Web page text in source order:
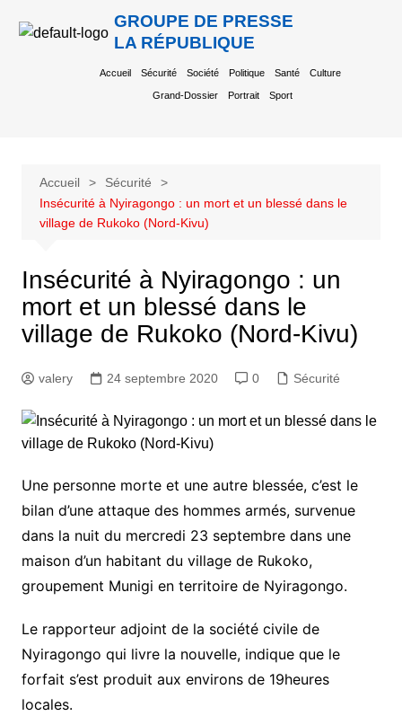
GROUPE DE PRESSE
LA RÉPUBLIQUE
Accueil Sécurité Société Politique Santé Culture
Grand-Dossier Portrait Sport
Accueil
Sécurité
Insécurité à Nyiragongo : un mort et un blessé dans le
village de Rukoko (Nord-Kivu)
Insécurité à Nyiragongo : un
mort et un blessé dans le
village de Rukoko (Nord-Kivu)
valery 24 septembre 2020 0 Sécurité
Une personne morte et une autre blessée, c’est le
bilan d’une attaque des hommes armés, survenue
dans la nuit du mercredi 23 septembre dans une
maison d’un habitant du village de Rukoko,
groupement Munigi en territoire de Nyiragongo.
Le rapporteur adjoint de la société civile de
Nyiragongo qui livre la nouvelle, indique que le
forfait s’est produit aux environs de 19heures
locales.